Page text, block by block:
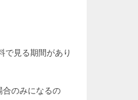
で見る期間があり
合のみになるの